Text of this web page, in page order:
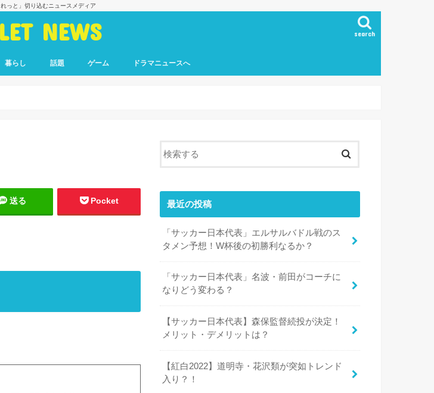
っと」切り込むニュースメディア
NEWS search
暮らし 話題 ゲーム ドラマニュースへ
送る Pocket 最近の投稿
「サッカー日本代表」エルサルバドル戦のス
タメン予想！W杯後の初勝利なるか？
「サッカー日本代表」名波・前田がコーチに
なりどう変わる？
【サッカー日本代表】森保監督続投が決定！
メリット・デメリットは？
【紅白2022】道明寺・花沢類が突如トレンド
入り？！